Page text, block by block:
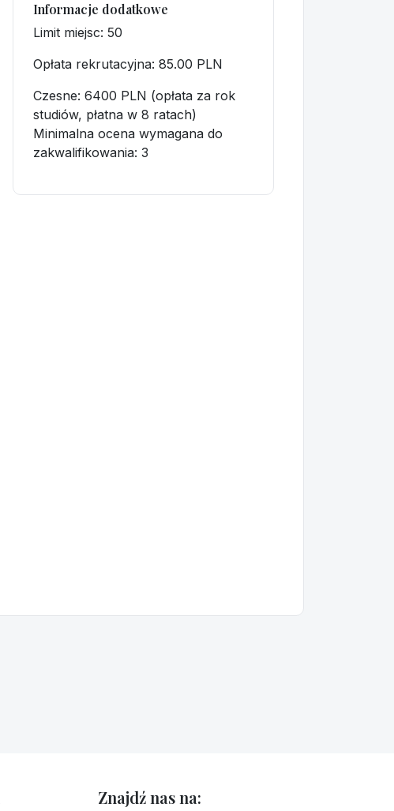
Informacje dodatkowe
Limit miejsc: 50
Opłata rekrutacyjna: 85.00 PLN
Czesne: 6400 PLN (opłata za rok
studiów, płatna w 8 ratach)
Minimalna ocena wymagana do
zakwalifikowania: 3
Znajdź nas na: